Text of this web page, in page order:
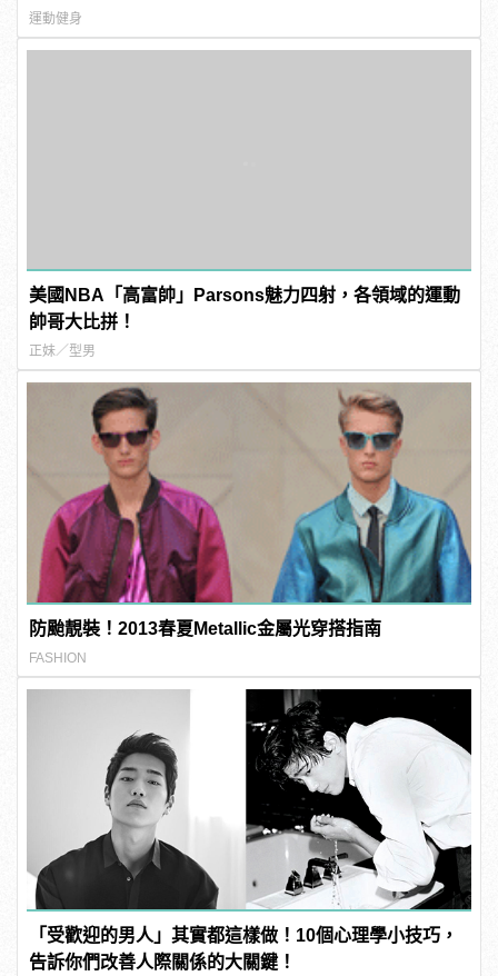
運動健身
美國NBA「高富帥」Parsons魅力四射，各領域的運動
帥哥大比拼！
正妹／型男
防颱靚裝！2013春夏Metallic金屬光穿搭指南
FASHION
「受歡迎的男人」其實都這樣做！10個心理學小技巧，
告訴你們改善人際關係的大關鍵！